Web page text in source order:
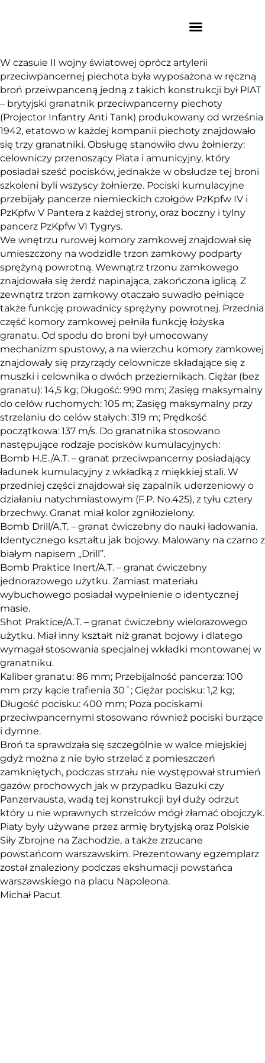
W czasuie II wojny światowej oprócz artylerii
przeciwpancernej piechota była wyposażona w ręczną
broń przeiwpanceną jedną z takich konstrukcji był PIAT
– brytyjski granatnik przeciwpancerny piechoty
(Projector Infantry Anti Tank) produkowany od września
1942, etatowo w każdej kompanii piechoty znajdowało
się trzy granatniki. Obsługę stanowiło dwu żołnierzy:
celowniczy przenoszący Piata i amunicyjny, który
posiadał sześć pocisków, jednakże w obsłudze tej broni
szkoleni byli wszyscy żołnierze. Pociski kumulacyjne
przebijały pancerze niemieckich czołgów PzKpfw IV i
PzKpfw V Pantera z każdej strony, oraz boczny i tylny
pancerz PzKpfw VI Tygrys.
We wnętrzu rurowej komory zamkowej znajdował się
umieszczony na wodzidle trzon zamkowy podparty
sprężyną powrotną. Wewnątrz trzonu zamkowego
znajdowała się żerdź napinająca, zakończona iglicą. Z
zewnątrz trzon zamkowy otaczało suwadło pełniące
także funkcję prowadnicy sprężyny powrotnej. Przednia
część komory zamkowej pełniła funkcję łożyska
granatu. Od spodu do broni był umocowany
mechanizm spustowy, a na wierzchu komory zamkowej
znajdowały się przyrządy celownicze składające się z
muszki i celownika o dwóch przeziernikach. Ciężar (bez
granatu): 14,5 kg; Długość: 990 mm; Zasięg maksymalny
do celów ruchomych: 105 m; Zasięg maksymalny przy
strzelaniu do celów stałych: 319 m; Prędkość
początkowa: 137 m/s. Do granatnika stosowano
następujące rodzaje pocisków kumulacyjnych:
Bomb H.E./A.T. – granat przeciwpancerny posiadający
ładunek kumulacyjny z wkładką z miękkiej stali. W
przedniej części znajdował się zapalnik uderzeniowy o
działaniu natychmiastowym (F.P. No.425), z tyłu cztery
brzechwy. Granat miał kolor zgniłozielony.
Bomb Drill/A.T. – granat ćwiczebny do nauki ładowania.
Identycznego kształtu jak bojowy. Malowany na czarno z
białym napisem „Drill”.
Bomb Praktice Inert/A.T. – granat ćwiczebny
jednorazowego użytku. Zamiast materiału
wybuchowego posiadał wypełnienie o identycznej
masie.
Shot Praktice/A.T. – granat ćwiczebny wielorazowego
użytku. Miał inny kształt niż granat bojowy i dlatego
wymagał stosowania specjalnej wkładki montowanej w
granatniku.
Kaliber granatu: 86 mm; Przebijalność pancerza: 100
mm przy kącie trafienia 30˚; Ciężar pocisku: 1,2 kg;
Długość pocisku: 400 mm; Poza pociskami
przeciwpancernymi stosowano również pociski burzące
i dymne.
Broń ta sprawdzała się szczególnie w walce miejskiej
gdyż można z nie było strzelać z pomieszczeń
zamkniętych, podczas strzału nie występował strumień
gazów prochowych jak w przypadku Bazuki czy
Panzervausta, wadą tej konstrukcji był duży odrzut
który u nie wprawnych strzelców mógł złamać obojczyk.
Piaty były używane przez armię brytyjską oraz Polskie
Siły Zbrojne na Zachodzie, a także zrzucane
powstańcom warszawskim. Prezentowany egzemplarz
został znaleziony podczas ekshumacji powstańca
warszawskiego na placu Napoleona.
Michał Pacut